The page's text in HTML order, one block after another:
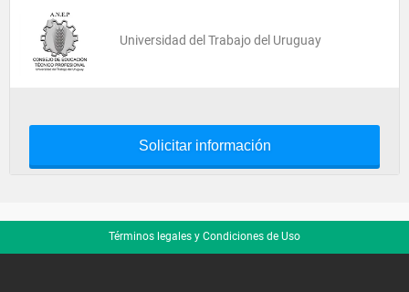
Universidad del Trabajo del Uruguay
Solicitar información
Términos legales y Condiciones de Uso